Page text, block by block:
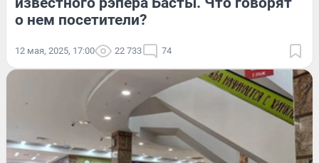
о нем посетители?
12 мая, 2025, 17:00 22 733 74